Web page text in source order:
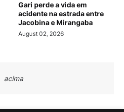
Gari perde a vida em
acidente na estrada entre
Jacobina e Mirangaba
August 02, 2026
acima